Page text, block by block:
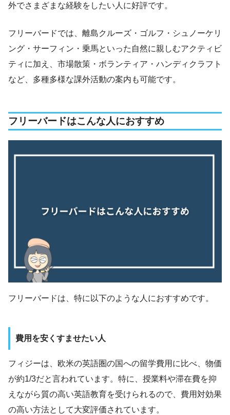
外でさまざまな経験をしたい人に好評です。
フリーバードでは、離島クルーズ・ゴルフ・シュノーケリ
ング・サーフィン・乗馬といった自然に親しむアクティビ
ティに加え、市場散策・ボランティア・ハンディクラフト
など、多種多様な課外活動の案内も可能です。
フリーバードはこんな人におすすめ
フリーバードは、特に以下のような人におすすめです。
費用を安くすませたい人
フィジーは、欧米の英語圏の国への留学費用に比べ、物価
が約1/3だと言われています。特に、授業料や滞在費を抑
えながら質の高い英語教育を受けられるので、費用対効果
の高い方法として大変評価されています。